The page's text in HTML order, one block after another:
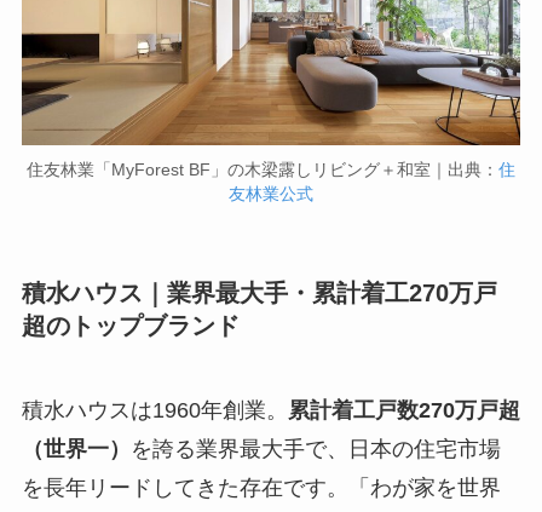
住友林業「MyForest BF」の木梁露しリビング＋和室｜出典： 住
友林業公式
積水ハウス｜業界最大手・累計着工270万戸
超のトップブランド
積水ハウスは1960年創業。
累計着工戸数270万戸超
（世界一）
を誇る業界最大手で、日本の住宅市場
を長年リードしてきた存在です。「わが家を世界